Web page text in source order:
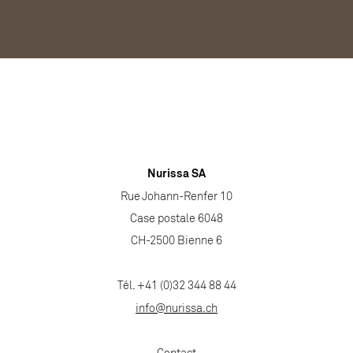
Nurissa SA
Rue Johann-Renfer 10
Case postale 6048
CH-2500 Bienne 6
Tél. +41 (0)32 344 88 44
info@nurissa.ch